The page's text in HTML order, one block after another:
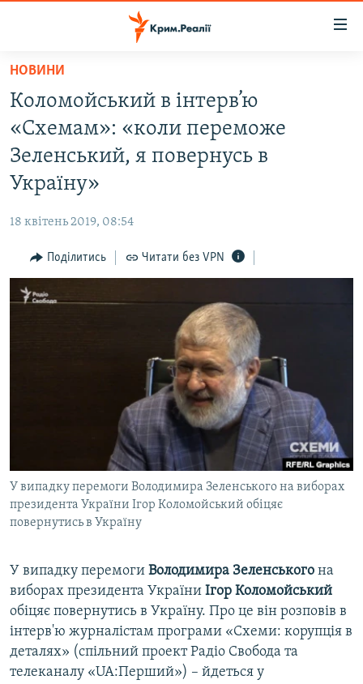
Перейти
основного
матеріалу
Перейти
до
основної
Перейти
пошуку
ВІДЕО ТА ФОТО
ПОЛІТИКА
ІНТЕРВ'Ю
ВСЕ ЗА ДЕНЬ
СВІДЧЕННЯ ОКУПАЦІЇ
УКРАЇНСЬКА ПРОБЛЕМА КРИМУ
НОВИНИ
Коломойський в інтерв’ю
«Схемам»: «коли переможе
Зеленський, я повернусь в
Україну»
18 квітень 2019, 08:54
Поділитись Читати без VPN
У випадку перемоги Володимира Зеленського на виборах
президента України Ігор Коломойський обіцяє
повернутись в Україну
У випадку перемоги Володимира Зеленського на
виборах президента України Ігор Коломойський
обіцяє повернутись в Україну. Про це він розповів в
інтерв'ю журналістам програми «Схеми: корупція в
деталях» (спільний проект Радіо Свобода та
телеканалу «UA:Перший») – йдеться у